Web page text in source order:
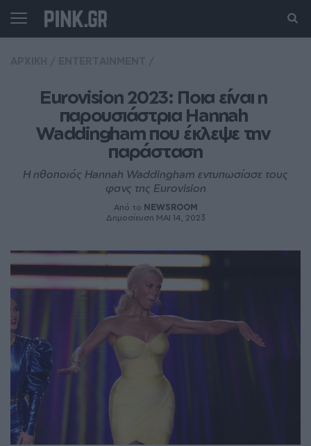
Eurovision 2023: Ποια είναι η
παρουσιάστρια Hannah
Waddingham που έκλεψε την
παράσταση
Η ηθοποιός Hannah Waddingham εντυπωσίασε τους
φανς της Eurovision
Από το NEWSROOM
Δημοσίευση ΜΑΙ 14, 2023